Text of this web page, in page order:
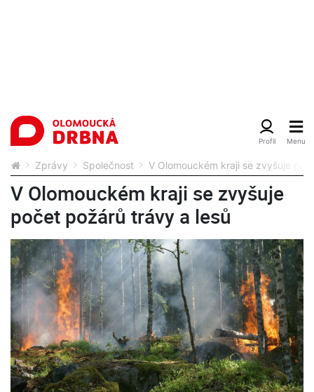
Zprávy Společnost V Olomouckém kraji se zvyšuje
V Olomouckém kraji se zvyšuje
počet požárů trávy a lesů